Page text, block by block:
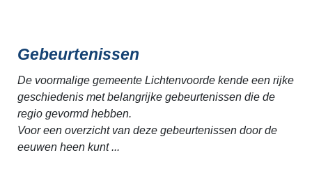
Gebeurtenissen
De voormalige gemeente Lichtenvoorde kende een rijke
geschiedenis met belangrijke gebeurtenissen die de
regio gevormd hebben.
Voor een overzicht van deze gebeurtenissen door de
eeuwen heen kunt ...